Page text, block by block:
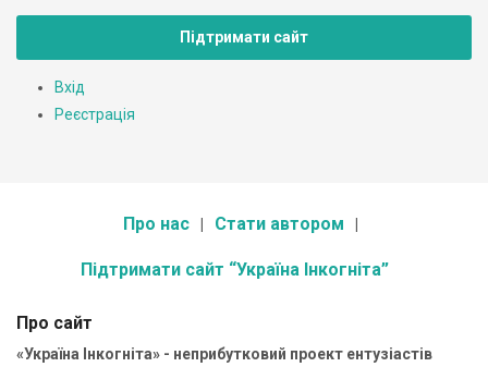
Підтримати сайт
Вхід
Реєстрація
Про нас Стати автором
Підтримати сайт “Україна Інкогніта”
Про сайт
«Україна Інкогніта» - неприбутковий проект ентузіастів